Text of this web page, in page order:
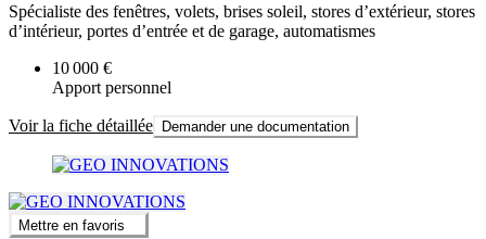
Spécialiste des fenêtres, volets, brises soleil, stores d’extérieur, stores
d’intérieur, portes d’entrée et de garage, automatismes
10 000 €
Apport personnel
Voir la fiche détaillée Demander une documentation
Mettre en favoris